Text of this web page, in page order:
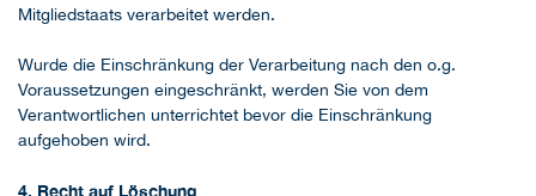
Mitgliedstaats verarbeitet werden.
Wurde die Einschränkung der Verarbeitung nach den o.g.
Voraussetzungen eingeschränkt, werden Sie von dem
Verantwortlichen unterrichtet bevor die Einschränkung
aufgehoben wird.
4. Recht auf Löschung